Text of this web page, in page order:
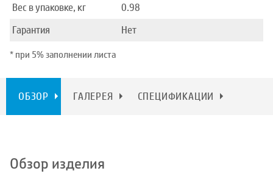
Вес в упаковке, кг
0.98
Гарантия
Нет
* при 5% заполнении листа
ОБЗОР ГАЛЕРЕЯ СПЕЦИФИКАЦИИ
Обзор изделия